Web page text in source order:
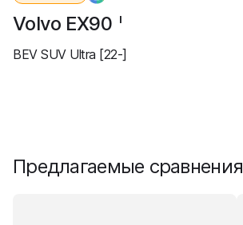
Volvo EX90 I
BEV SUV Ultra [22-]
Предлагаемые сравнения